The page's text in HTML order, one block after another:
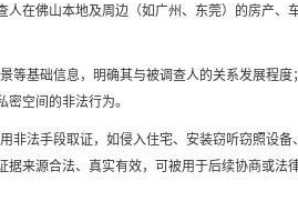
在佛山本地及周边（如广州、东莞）的房产、
基础信息，明确其与被调查人的关系发展程
空间的非法行为。
法手段取证，如侵入住宅、安装窃听窃照设
来源合法、真实有效，可被用于后续协商或法律